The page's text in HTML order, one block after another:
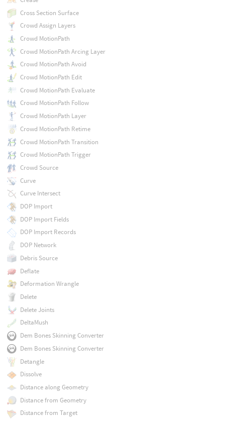
Cross Section Surface
Crowd Assign Layers
Crowd MotionPath
Crowd MotionPath Arcing Layer
Crowd MotionPath Avoid
Crowd MotionPath Edit
Crowd MotionPath Evaluate
Crowd MotionPath Follow
Crowd MotionPath Layer
Crowd MotionPath Retime
Crowd MotionPath Transition
Crowd MotionPath Trigger
Crowd Source
Curve
Curve Intersect
DOP Import
DOP Import Fields
DOP Import Records
DOP Network
Debris Source
Deflate
Deformation Wrangle
Delete
Delete Joints
DeltaMush
Dem Bones Skinning Converter
Dem Bones Skinning Converter
Detangle
Dissolve
Distance along Geometry
Distance from Geometry
Distance from Target